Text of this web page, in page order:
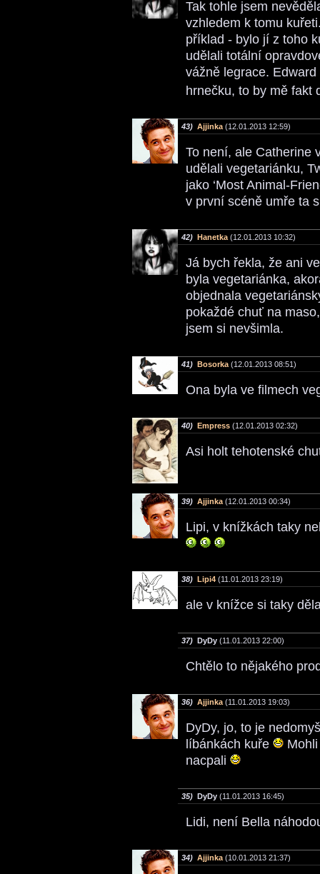
Tak tohle jsem
vzhledem k tomu
příklad - bylo jí z toho
udělali totální
vážně legrace.
hrnečku, to by mě fakt
43) Ajjinka (12.01.2013 12:59)
To není, ale Catherine
udělali vegetariánku,
jako ‘Most Animal-
v první scéně umře ta
42) Hanetka (12.01.2013 10:32)
Já bych řekla, že ani
byla vegetariánka,
objednala
pokaždé chuť na
jsem si nevšimla.
41) Bosorka (12.01.2013 08:51)
Ona byla ve filmech
40) Empress (12.01.2013 02:32)
Asi holt tehotenské
39) Ajjinka (12.01.2013 00:34)
Lipi, v knížkách taky
38) Lipi4 (11.01.2013 23:19)
ale v knížce si taky
37) DyDy (11.01.2013 22:00)
Chtělo to nějakého
36) Ajjinka (11.01.2013 19:03)
DyDy, jo, to je
líbánkách kuře
nacpali
35) DyDy (11.01.2013 16:45)
Lidi, není Bella
34) Ajjinka (10.01.2013 21:37)